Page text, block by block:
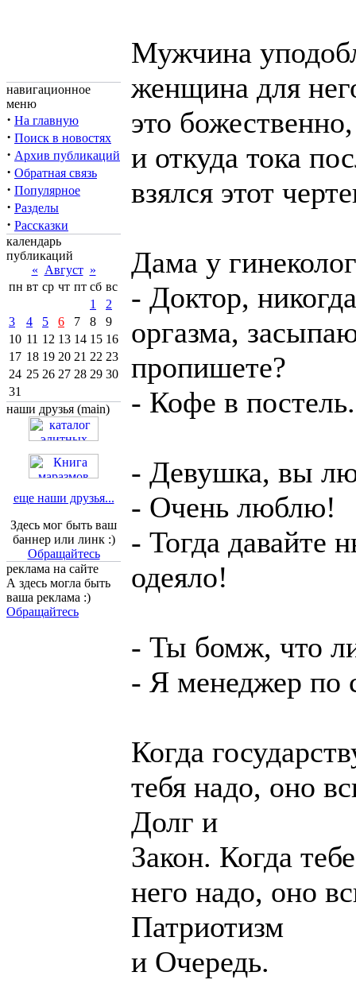
навигационное
меню
· На главную
· Поиск в новостях
· Архив публикаций
· Обратная связь
· Популярное
· Разделы
· Рассказки
календарь
публикаций
« Август »
пн вт ср чт пт сб вс
1
2
3
4 5 6 7 8
9
10 11 12 13 14 15 16
17 18 19 20 21 22 23
24 25 26 27 28 29 30
31
наши друзья (main)
еще наши друзья...
Здесь мог быть ваш
баннер или линк :)
Обращайтесь
реклама на сайте
А здесь могла быть
ваша реклама :)
Обращайтесь
Мужчина
женщина для
это божественно,
и откуда тока
взялся этот
Дама у
- Доктор,
оргазма,
пропишете?
- Кофе в постель.
- Девушка, вы
- Очень люблю!
- Тогда давайте
одеяло!
- Ты бомж, что
- Я менеджер по
Когда
тебя надо, оно
Долг и
Закон. Когда
него надо, оно
Патриотизм
и Очередь.